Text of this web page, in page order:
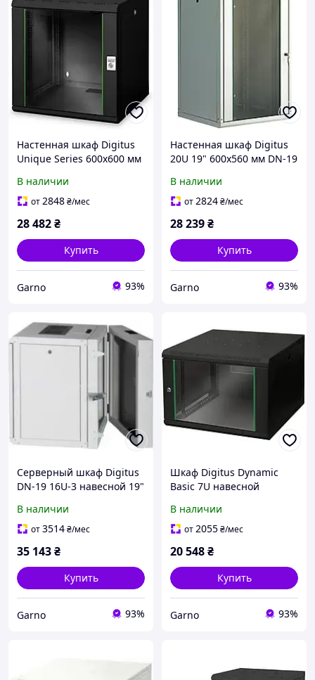
Настенная шкаф Digitus
Unique Series 600x600 мм
В наличии
от2848₴/мес
28 482₴
Купить
Garno 93%
Настенная шкаф Digitus
20U 19" 600x560 мм DN-19
В наличии
от2824₴/мес
28 239₴
Купить
Garno 93%
Серверный шкаф Digitus
DN-19 16U-3 навесной 19"
В наличии
от3514₴/мес
35 143₴
Купить
Garno 93%
Шкаф Digitus Dynamic
Basic 7U навесной
В наличии
от2055₴/мес
20 548₴
Купить
Garno 93%